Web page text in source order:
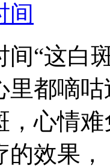
间
间“这白
里都嘀
，心情
效果，